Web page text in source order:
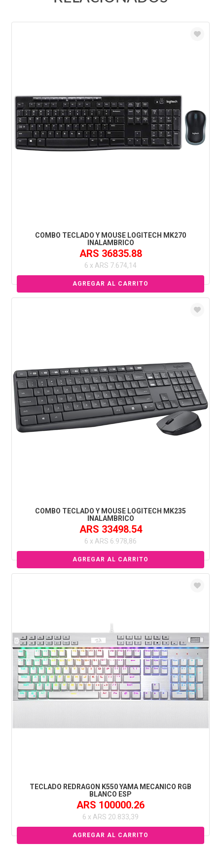
COMBO TECLADO Y MOUSE LOGITECH MK270
INALAMBRICO
ARS 36835.88
6 x ARS 7.674,14
COMBO TECLADO Y MOUSE LOGITECH MK235
INALAMBRICO
ARS 33498.54
6 x ARS 6.978,86
TECLADO REDRAGON K550 YAMA MECANICO RGB
BLANCO ESP
ARS 100000.26
6 x ARS 20.833,39